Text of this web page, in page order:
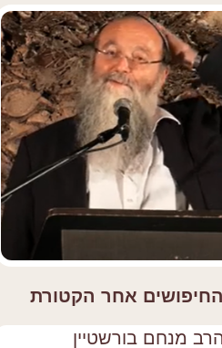
אחר הקטורת
הרב מנחם בורשטיין